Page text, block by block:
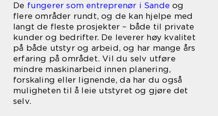
De fungerer som entreprenør i Sande og
flere områder rundt, og de kan hjelpe med
langt de fleste prosjekter – både til private
kunder og bedrifter. De leverer høy kvalitet
på både utstyr og arbeid, og har mange års
erfaring på området. Vil du selv utføre
mindre maskinarbeid innen planering,
forskaling eller lignende, da har du også
muligheten til å leie utstyret og gjøre det
selv.